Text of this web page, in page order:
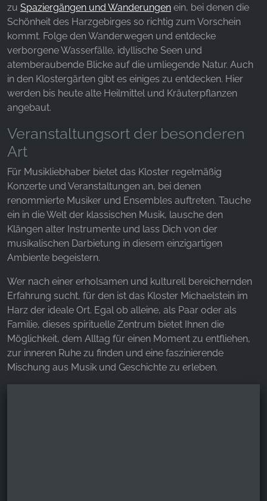
zu Spaziergängen und Wanderungen ein, bei denen die
Schönheit des Harzgebirges so richtig zum Vorschein
kommt. Folge den Wanderwegen und entdecke
verborgene Wasserfälle, idyllische Seen und
atemberaubende Blicke auf die umliegende Natur. Auch
in den Klostergärten gibt es einiges zu entdecken. Hier
werden bis heute alte Heilmittel und Kräuterpflanzen
angebaut.
Veranstaltungsort der besonderen
Art
Für Musikliebhaber bietet das Kloster regelmäßig
Konzerte und Veranstaltungen an, bei denen
renommierte Musiker und Ensembles auftreten. Tauche
ein in die Welt der klassischen Musik, lausche den
Klängen alter Instrumente und lass Dich von der
musikalischen Darbietung in diesem einzigartigen
Ambiente begeistern.
Wer nach einer erholsamen und kulturell bereichernden
Erfahrung sucht, für den ist das Kloster Michaelstein im
Harz der ideale Ort. Egal ob alleine, als Paar oder als
Familie, dieses spirituelle Zentrum bietet Ihnen die
Möglichkeit, dem Alltag für einen Moment zu entfliehen,
zur inneren Ruhe zu finden und eine faszinierende
Mischung aus Musik und Geschichte zu erleben.
YouTube